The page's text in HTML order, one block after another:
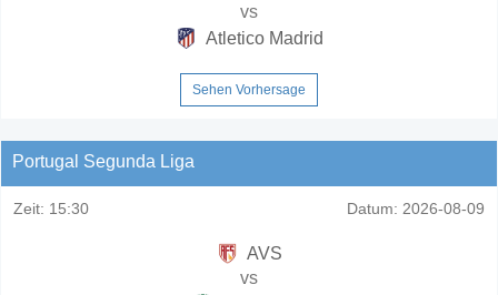
vs
Atletico Madrid
Sehen Vorhersage
Portugal Segunda Liga
Zeit: 15:30 Datum: 2026-08-09
AVS
vs